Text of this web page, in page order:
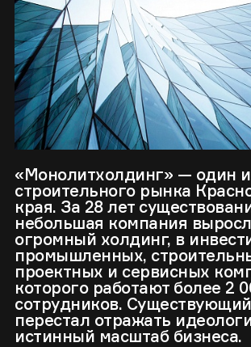
«Монолитхолдинг» — один
строительного рынка
края. За 28 лет
небольшая компания
огромный холдинг, в
промышленных,
проектных и сервисных
которого работают более 2
сотрудников.
перестал отражать
истинный масштаб бизнеса.